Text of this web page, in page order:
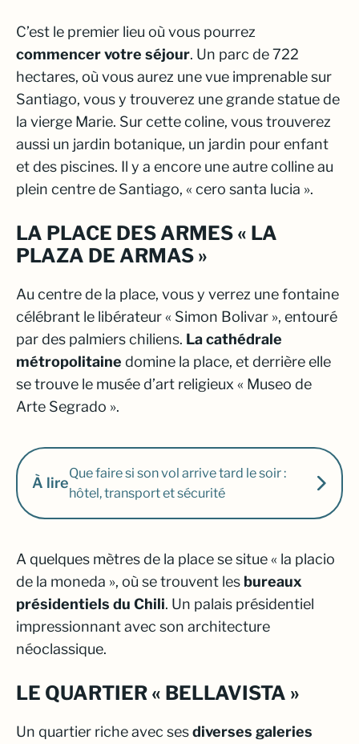
C’est le premier lieu où vous pourrez
commencer votre séjour. Un parc de 722
hectares, où vous aurez une vue imprenable sur
Santiago, vous y trouverez une grande statue de
la vierge Marie. Sur cette coline, vous trouverez
aussi un jardin botanique, un jardin pour enfant
et des piscines. Il y a encore une autre colline au
plein centre de Santiago, « cero santa lucia ».
LA PLACE DES ARMES « LA
PLAZA DE ARMAS »
Au centre de la place, vous y verrez une fontaine
célébrant le libérateur « Simon Bolivar », entouré
par des palmiers chiliens. La cathédrale
métropolitaine domine la place, et derrière elle
se trouve le musée d’art religieux « Museo de
Arte Segrado ».
À lire
Que faire si son vol arrive tard le soir :
hôtel, transport et sécurité
A quelques mètres de la place se situe « la placio
de la moneda », où se trouvent les bureaux
présidentiels du Chili. Un palais présidentiel
impressionnant avec son architecture
néoclassique.
LE QUARTIER « BELLAVISTA »
Un quartier riche avec sesdiverses galeries